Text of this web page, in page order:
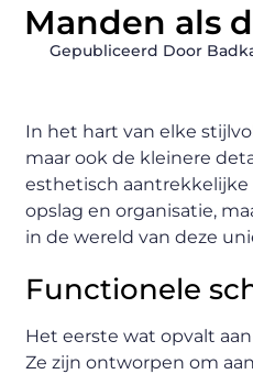
Manden als
Gepubliceerd Door
In het hart van elke
maar ook de kleinere
esthetisch aantrekkelijke
opslag en organisatie,
in de wereld van deze
Functionele
Het eerste wat opvalt
Ze zijn ontworpen om